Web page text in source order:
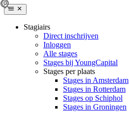
Stagiairs
Direct inschrijven
Inloggen
Alle stages
Stages bij YoungCapital
Stages per plaats
Stages in Amsterdam
Stages in Rotterdam
Stages op Schiphol
Stages in Groningen